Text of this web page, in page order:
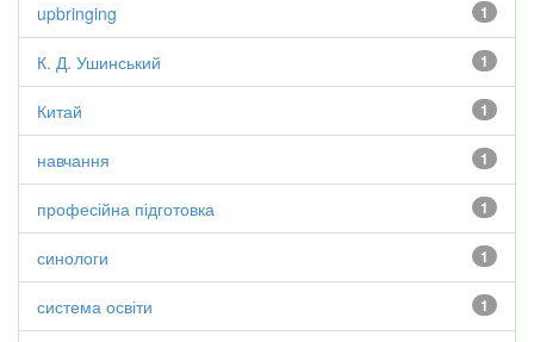
1
upbringing
1
К. Д. Ушинський
1
Китай
1
навчання
1
професійна підготовка
1
синологи
1
система освіти